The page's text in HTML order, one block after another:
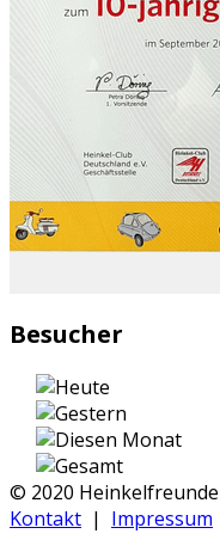
Besucher
© 2020
Kontakt | Impressum